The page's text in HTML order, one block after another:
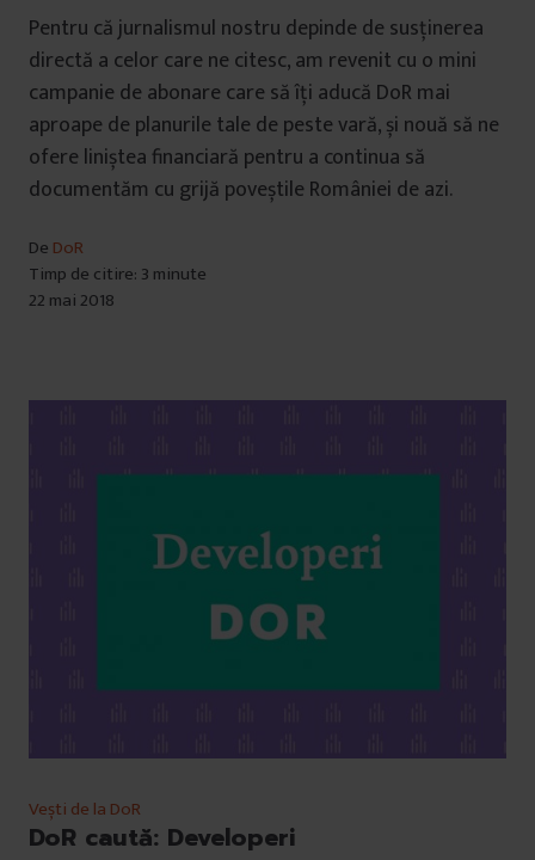
Pentru că jurnalismul nostru depinde de susținerea
directă a celor care ne citesc, am revenit cu o mini
campanie de abonare care să îți aducă DoR mai
aproape de planurile tale de peste vară, și nouă să ne
ofere liniștea financiară pentru a continua să
documentăm cu grijă poveștile României de azi.
De DoR
Timp de citire: 3 minute
22 mai 2018
Vești de la DoR
DoR caută: Developeri